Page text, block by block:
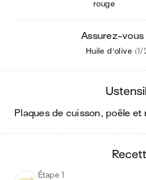
rouge
Assurez-vous
Huile d'olive (1/
plaques de cuisson, poêle et
Étape 1